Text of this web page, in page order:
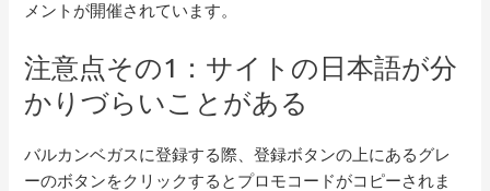
メントが開催されています。
注意点その1：サイトの日本語が分
かりづらいことがある
バルカンベガスに登録する際、登録ボタンの上にあるグレ
ーのボタンをクリックするとプロモコードがコピーされま